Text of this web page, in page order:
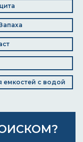
емкостей с водой